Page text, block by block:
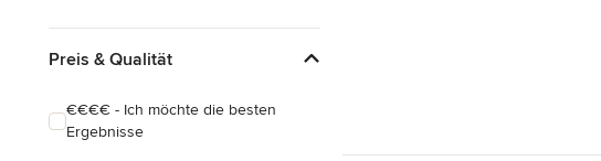
Preis & Qualität
€€€€ - Ich möchte die besten
Ergebnisse